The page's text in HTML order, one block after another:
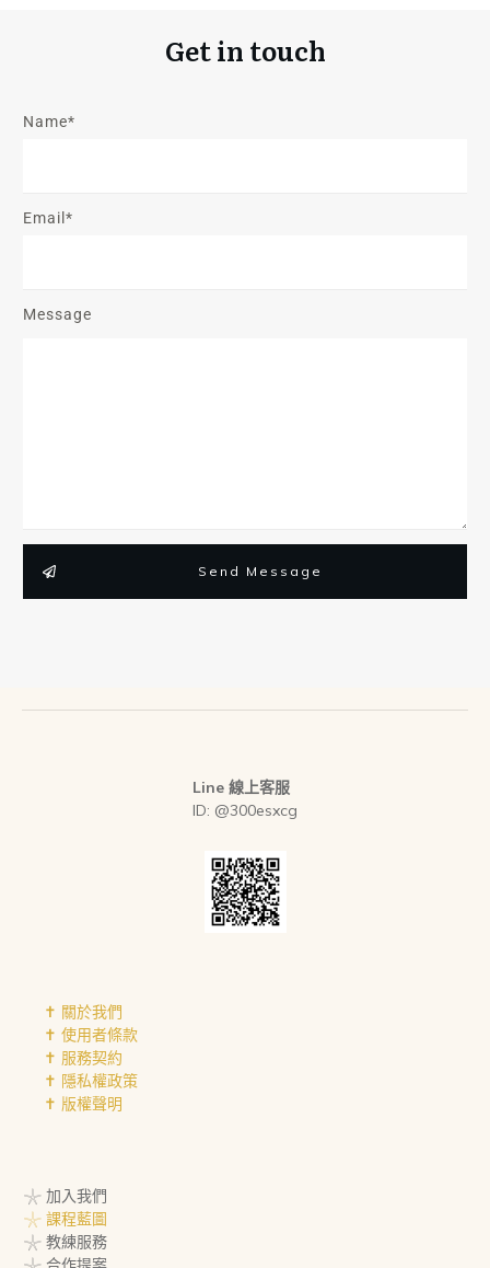
Get in touch
Name*
Email*
Message
Send Message
Line 線上客服
ID: @300esxcg
✝︎ 關於我們
✝︎ 使用者條款
✝︎ 服務契約
✝︎ 隱私權政策
✝︎ 版權聲明
𓇼 加入我們
𓇼 課程藍圖
𓇼 教練服務